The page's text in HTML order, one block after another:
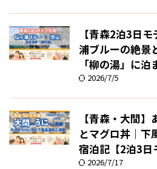
【青森2泊3日
浦ブルーの絶景
「柳の湯」に
2026/7/5
【青森・大間
とマグロ丼｜下
宿泊記【2泊3日
2026/7/17